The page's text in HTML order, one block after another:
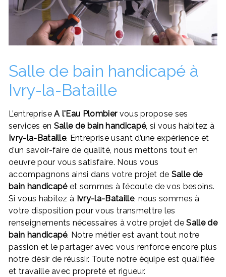
Salle de bain handicapé à
Ivry-la-Bataille
L’entrepriseA l'Eau Plombiervous propose ses
services en Salle de bain handicapé, si vous habitez à
Ivry-la-Bataille. Entreprise usant d’une expérience et
d’un savoir-faire de qualité, nous mettons tout en
oeuvre pour vous satisfaire. Nous vous
accompagnons ainsi dans votre projet de Salle de
bain handicapéet sommes à l’écoute de vos besoins.
Si vous habitez à Ivry-la-Bataille, nous sommes à
votre disposition pour vous transmettre les
renseignements nécessaires à votre projet deSalle de
bain handicapé. Notre métier est avant tout notre
passion et le partager avec vous renforce encore plus
notre désir de réussir. Toute notre équipe est qualifiée
et travaille avec propreté et rigueur.